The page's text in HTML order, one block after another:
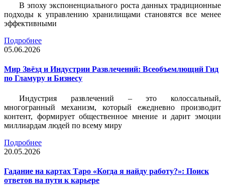
В эпоху экспоненциального роста данных традиционные
подходы к управлению хранилищами становятся все менее
эффективными
Подробнее
05.06.2026
Мир Звёзд и Индустрии Развлечений: Всеобъемлющий Гид
по Гламуру и Бизнесу
Индустрия развлечений – это колоссальный,
многогранный механизм, который ежедневно производит
контент, формирует общественное мнение и дарит эмоции
миллиардам людей по всему миру
Подробнее
20.05.2026
Гадание на картах Таро «Когда я найду работу?»: Поиск
ответов на пути к карьере